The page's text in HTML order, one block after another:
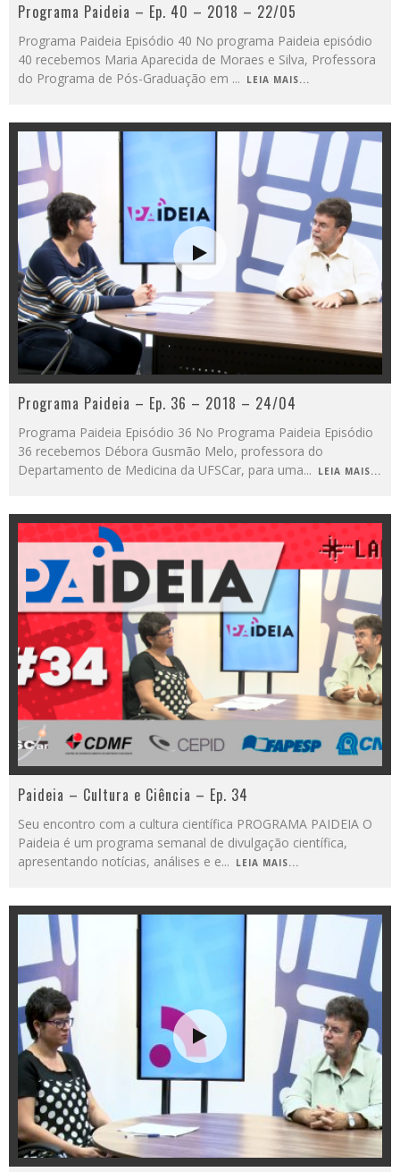
Programa Paideia – Ep. 40 – 2018 – 22/05
Programa Paideia Episódio 40 No programa Paideia episódio
40 recebemos Maria Aparecida de Moraes e Silva, Professora
do Programa de Pós-Graduação em ... LEIA MAIS...
Programa Paideia – Ep. 36 – 2018 – 24/04
Programa Paideia Episódio 36 No Programa Paideia Episódio
36 recebemos Débora Gusmão Melo, professora do
Departamento de Medicina da UFSCar, para uma... LEIA MAIS...
Paideia – Cultura e Ciência – Ep. 34
Seu encontro com a cultura científica PROGRAMA PAIDEIA O
Paideia é um programa semanal de divulgação científica,
apresentando notícias, análises e e... LEIA MAIS...